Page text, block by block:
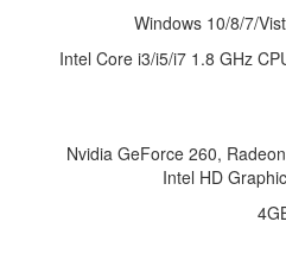
Intel Core i3/i5/i7 1.8 GHz
Nvidia GeForce 260,
Intel HD